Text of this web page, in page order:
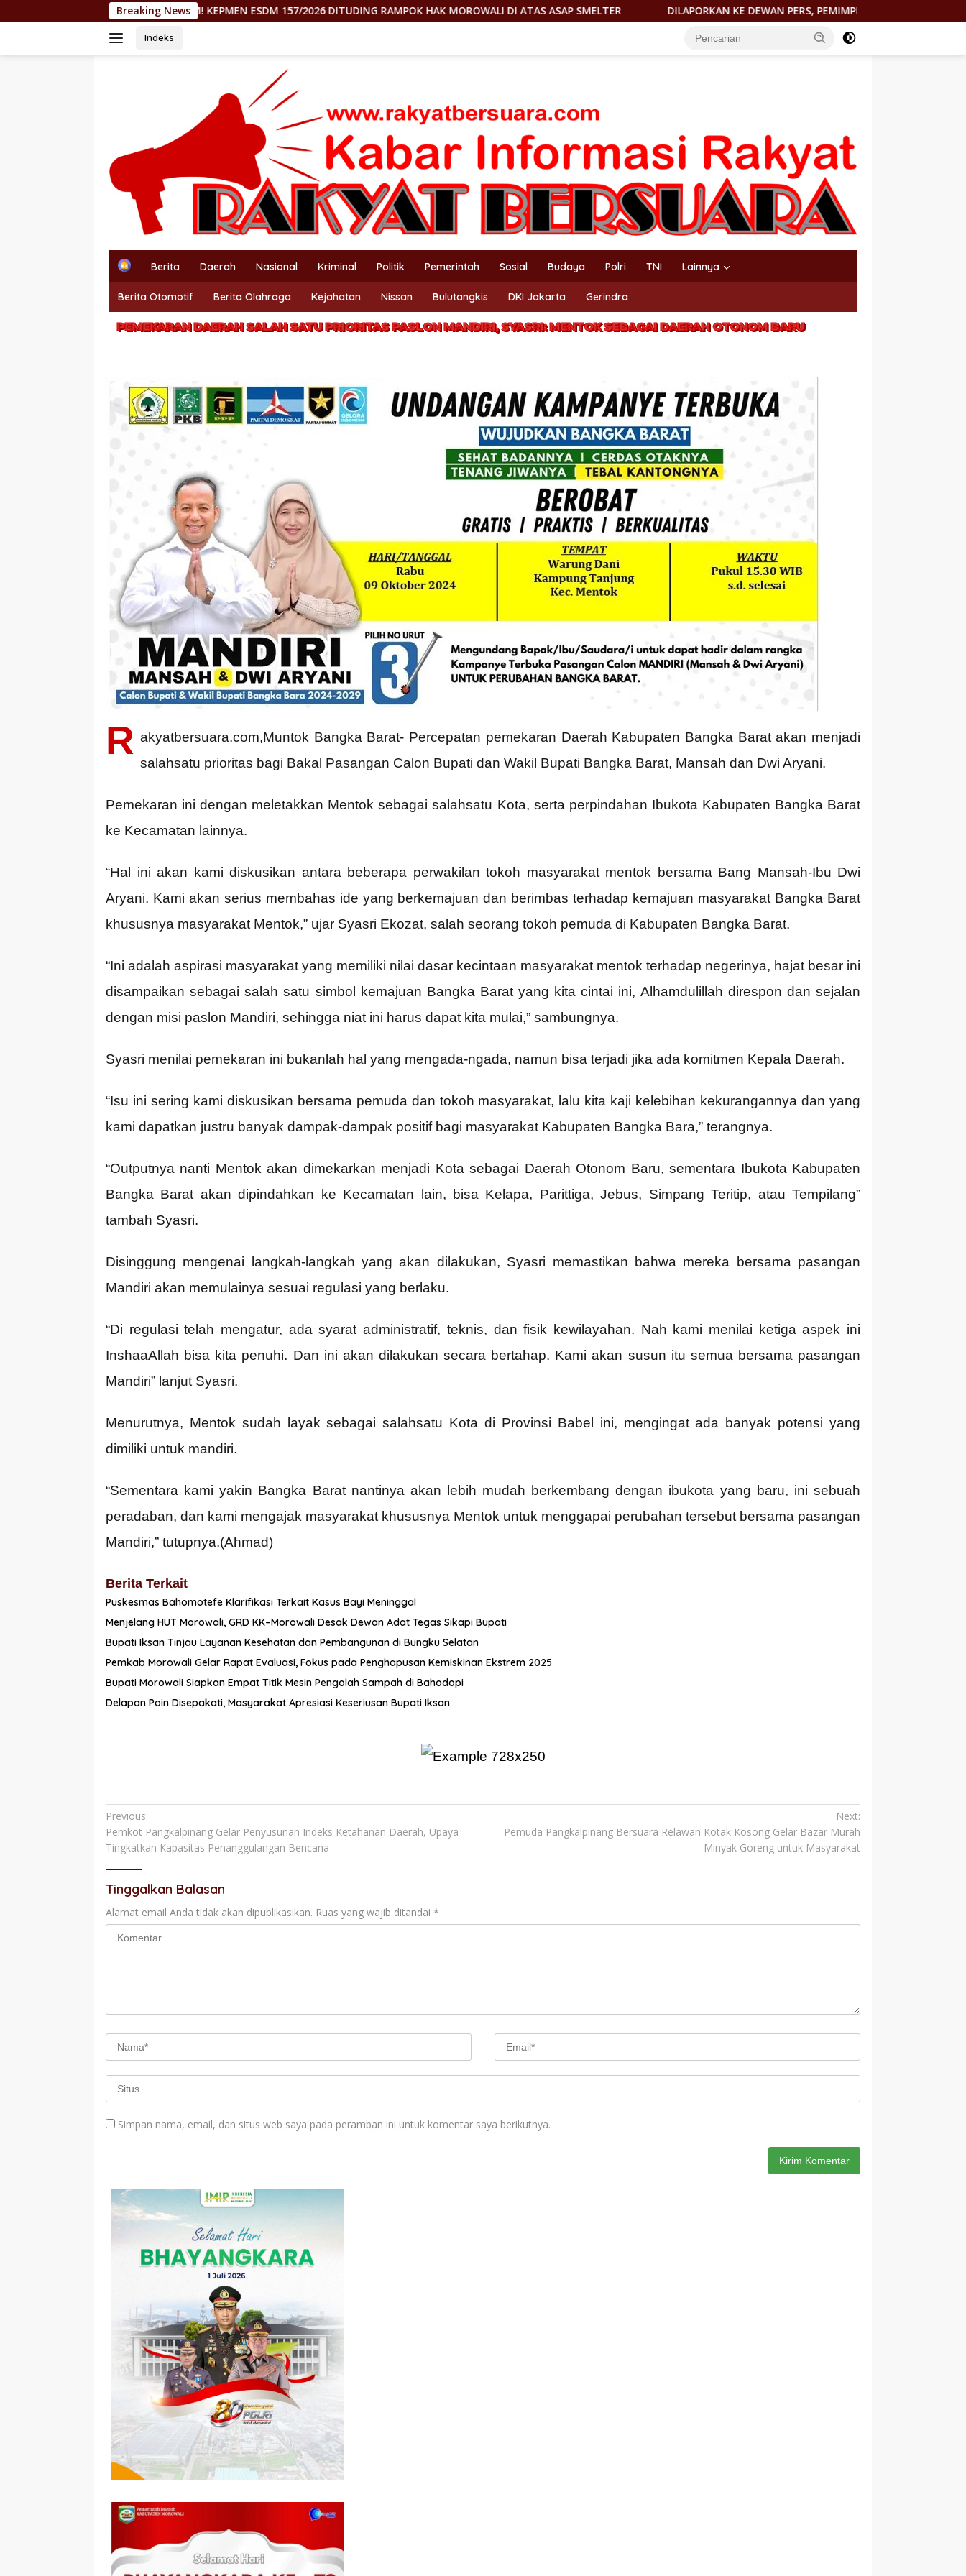
ke
Breaking News
KEJAM! KEPMEN ESDM 157/2026 DITUDING RAMPOK HAK MOROWALI DI ATAS ASAP SMELTER DILAPORKAN KE DEWAN PERS, PEMIMPIN REDAKSI http://PORTALTERKINI.COM:
Indeks
H
m
e
Berita Daerah Nasional Kriminal Politik Pemerintah Sosial Budaya Polri TNI Lainnya
Berita Otomotif Berita Olahraga Kejahatan Nissan Bulutangkis DKI Jakarta Gerindra
PEMEKARAN DAERAH SALAH SATU PRIORITAS PASLON MANDIRI, SYASRI: MENTOK SEBAGAI DAERAH OTONOM BARU
R akyatbersuara.com,Muntok Bangka Barat- Percepatan pemekaran Daerah Kabupaten Bangka Barat akan menjadi
salahsatu prioritas bagi Bakal Pasangan Calon Bupati dan Wakil Bupati Bangka Barat, Mansah dan Dwi Aryani.
Pemekaran ini dengan meletakkan Mentok sebagai salahsatu Kota, serta perpindahan Ibukota Kabupaten Bangka Barat
ke Kecamatan lainnya.
“Hal ini akan kami diskusikan antara beberapa perwakilan tokoh masyarakat mentok bersama Bang Mansah-Ibu Dwi
Aryani. Kami akan serius membahas ide yang berkemajuan dan berimbas terhadap kemajuan masyarakat Bangka Barat
khususnya masyarakat Mentok,” ujar Syasri Ekozat, salah seorang tokoh pemuda di Kabupaten Bangka Barat.
“Ini adalah aspirasi masyarakat yang memiliki nilai dasar kecintaan masyarakat mentok terhadap negerinya, hajat besar ini
disampaikan sebagai salah satu simbol kemajuan Bangka Barat yang kita cintai ini, Alhamdulillah direspon dan sejalan
dengan misi paslon Mandiri, sehingga niat ini harus dapat kita mulai,” sambungnya.
Syasri menilai pemekaran ini bukanlah hal yang mengada-ngada, namun bisa terjadi jika ada komitmen Kepala Daerah.
“Isu ini sering kami diskusikan bersama pemuda dan tokoh masyarakat, lalu kita kaji kelebihan kekurangannya dan yang
kami dapatkan justru banyak dampak-dampak positif bagi masyarakat Kabupaten Bangka Bara,” terangnya.
“Outputnya nanti Mentok akan dimekarkan menjadi Kota sebagai Daerah Otonom Baru, sementara Ibukota Kabupaten
Bangka Barat akan dipindahkan ke Kecamatan lain, bisa Kelapa, Parittiga, Jebus, Simpang Teritip, atau Tempilang”
tambah Syasri.
Disinggung mengenai langkah-langkah yang akan dilakukan, Syasri memastikan bahwa mereka bersama pasangan
Mandiri akan memulainya sesuai regulasi yang berlaku.
“Di regulasi telah mengatur, ada syarat administratif, teknis, dan fisik kewilayahan. Nah kami menilai ketiga aspek ini
InshaaAllah bisa kita penuhi. Dan ini akan dilakukan secara bertahap. Kami akan susun itu semua bersama pasangan
Mandiri” lanjut Syasri.
Menurutnya, Mentok sudah layak sebagai salahsatu Kota di Provinsi Babel ini, mengingat ada banyak potensi yang
dimiliki untuk mandiri.
“Sementara kami yakin Bangka Barat nantinya akan lebih mudah berkembang dengan ibukota yang baru, ini sebuah
peradaban, dan kami mengajak masyarakat khususnya Mentok untuk menggapai perubahan tersebut bersama pasangan
Mandiri,” tutupnya.(Ahmad)
Berita Terkait
Puskesmas Bahomotefe Klarifikasi Terkait Kasus Bayi Meninggal
Menjelang HUT Morowali, GRD KK–Morowali Desak Dewan Adat Tegas Sikapi Bupati
Bupati Iksan Tinjau Layanan Kesehatan dan Pembangunan di Bungku Selatan
Pemkab Morowali Gelar Rapat Evaluasi, Fokus pada Penghapusan Kemiskinan Ekstrem 2025
Bupati Morowali Siapkan Empat Titik Mesin Pengolah Sampah di Bahodopi
Delapan Poin Disepakati, Masyarakat Apresiasi Keseriusan Bupati Iksan
Navigasi
pos
Previous:
Pemkot Pangkalpinang Gelar Penyusunan Indeks Ketahanan Daerah, Upaya
Tingkatkan Kapasitas Penanggulangan Bencana
Next:
Pemuda Pangkalpinang Bersuara Relawan Kotak Kosong Gelar Bazar Murah
Minyak Goreng untuk Masyarakat
Tinggalkan Balasan
Alamat email Anda tidak akan dipublikasikan. Ruas yang wajib ditandai *
Simpan nama, email, dan situs web saya pada peramban ini untuk komentar saya berikutnya.